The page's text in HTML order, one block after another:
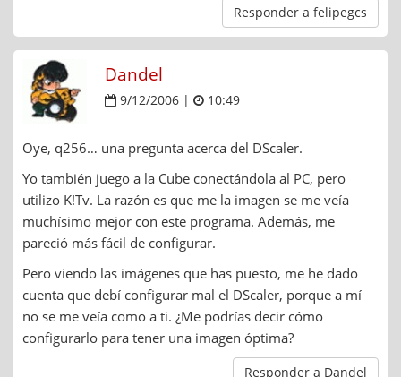
Responder a felipegcs
Dandel
9/12/2006 | 10:49
Oye, q256… una pregunta acerca del DScaler.
Yo también juego a la Cube conectándola al PC, pero
utilizo K!Tv. La razón es que me la imagen se me veía
muchísimo mejor con este programa. Además, me
pareció más fácil de configurar.
Pero viendo las imágenes que has puesto, me he dado
cuenta que debí configurar mal el DScaler, porque a mí
no se me veía como a ti. ¿Me podrías decir cómo
configurarlo para tener una imagen óptima?
Responder a Dandel